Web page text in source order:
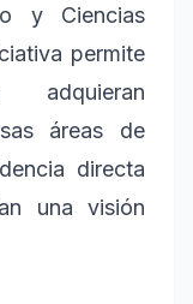
y Ciencias
permite
áreas de
directa
una visión